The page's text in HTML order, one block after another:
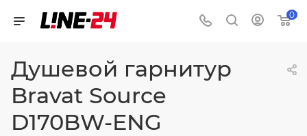
0
Душевой гарнитур
Bravat Source
D170BW-ENG